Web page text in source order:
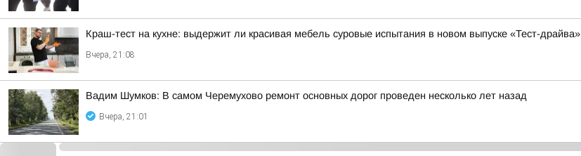
Краш-тест на кухне: выдержит ли красивая мебель суровые испытания в новом выпуске «Тест-драйва»
Вчера, 21:08
Вадим Шумков: В самом Черемухово ремонт основных дорог проведен несколько лет назад
Вчера, 21:01